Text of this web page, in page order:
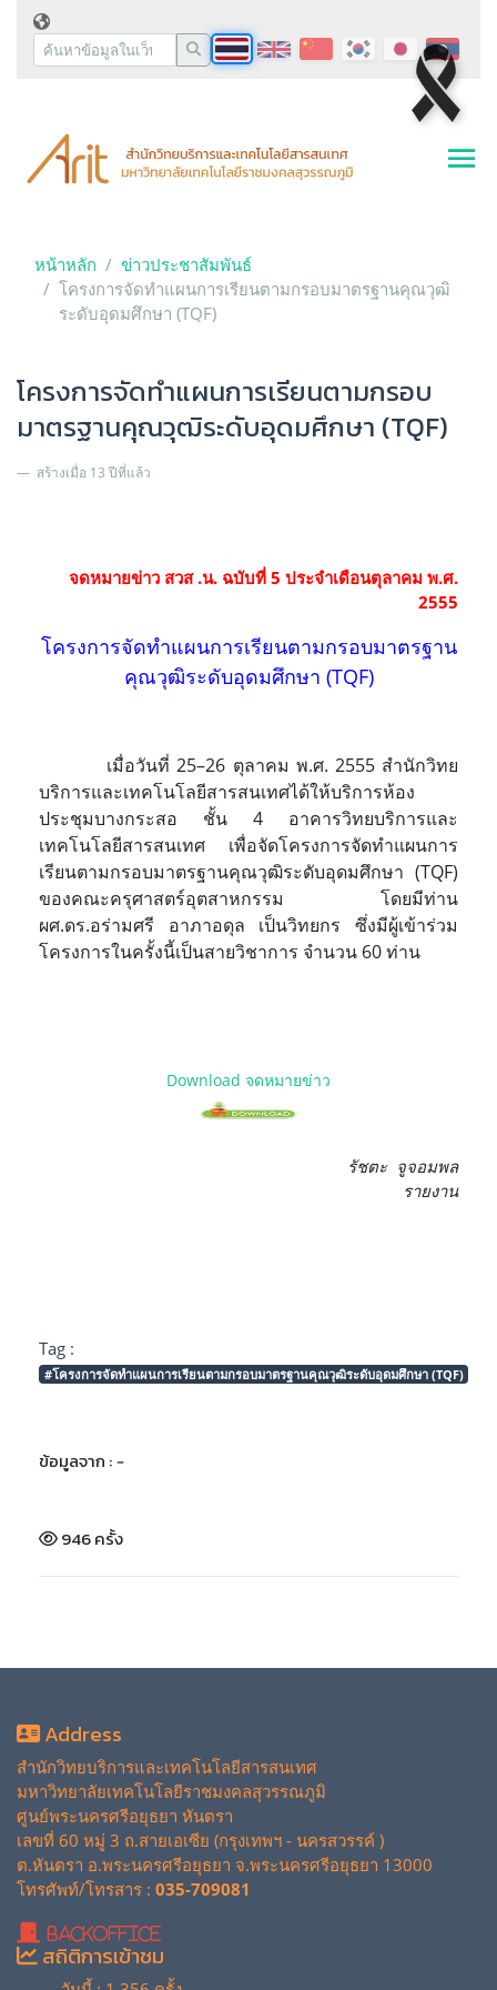
หน้าหลัก
ข่าวประชาสัมพันธ์
โครงการจัดทำแผนการเรียนตามกรอบมาตรฐานคุณวุฒิ
ระดับอุดมศึกษา (TQF)
โครงการจัดทำแผนการเรียนตามกรอบ
มาตรฐานคุณวุฒิระดับอุดมศึกษา (TQF)
สร้างเมื่อ 13 ปีที่แล้ว
จดหมายข่าว สวส .น. ฉบับที่ 5 ประจำเดือนตุลาคม พ.ศ.
2555
โครงการจัดทำแผนการเรียนตามกรอบมาตรฐาน
คุณวุฒิระดับอุดมศึกษา (TQF)
เมื่อวันที่ 25–26 ตุลาคม พ.ศ. 2555 สำนักวิทย
บริการและเทคโนโลยีสารสนเทศได้ให้บริการห้อง
ประชุมบางกระสอ ชั้น 4 อาคารวิทยบริการและ
เทคโนโลยีสารสนเทศ เพื่อจัดโครงการจัดทำแผนการ
เรียนตามกรอบมาตรฐานคุณวุฒิระดับอุดมศึกษา (TQF)
ของคณะครุศาสตร์อุตสาหกรรม โดยมีท่าน
ผศ.ดร.อร่ามศรี อาภาอดุล เป็นวิทยกร ซึ่งมีผู้เข้าร่วม
โครงการในครั้งนี้เป็นสายวิชาการ จำนวน 60 ท่าน
Download จดหมายข่าว
รัชตะ จูจอมพล
รายงาน
Tag :
#โครงการจัดทำแผนการเรียนตามกรอบมาตรฐานคุณวุฒิระดับอุดมศึกษา (TQF)
ข้อมูลจาก :-
946 ครั้ง
Address
สำนักวิทยบริการและเทคโนโลยีสารสนเทศ
มหาวิทยาลัยเทคโนโลยีราชมงคลสุวรรณภูมิ
ศูนย์พระนครศรีอยุธยา หันตรา
เลขที่ 60 หมู่ 3 ถ.สายเอเซีย (กรุงเทพฯ - นครสวรรค์ )
ต.หันตรา อ.พระนครศรีอยุธยา จ.พระนครศรีอยุธยา 13000
โทรศัพท์/โทรสาร : 035-709081
BackOffice
สถิติการเข้าชม